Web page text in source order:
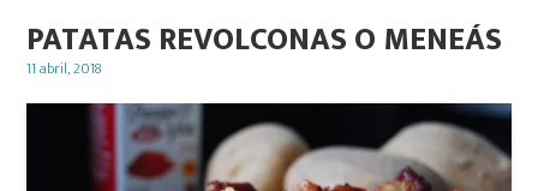
PATATAS REVOLCONAS O MENEÁS
Posted
11 abril, 2018